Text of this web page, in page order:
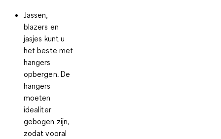
Jassen,
blazers en
jasjes kunt u
het beste met
hangers
opbergen. De
hangers
moeten
idealiter
gebogen zijn,
zodat vooral